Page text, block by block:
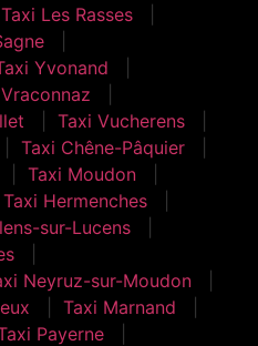
Taxi Les Rasses
Yvonand
Taxi Vucherens
Taxi Chêne-Pâquier
Taxi Moudon
Taxi Hermenches
sur-Lucens
Neyruz-sur-Moudon
Taxi Marnand
Payerne